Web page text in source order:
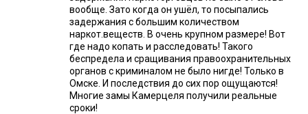
вообще. Зато когда он ушёл, то посыпались
задержания с большим количеством
наркот.веществ. В очень крупном размере! Вот
где надо копать и расследовать! Такого
беспредела и сращивания правоохранительных
органов с криминалом не было нигде! Только в
Омске. И последствия до сих пор ощущаются!
Многие замы Камерцеля получили реальные
сроки!